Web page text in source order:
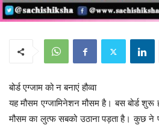
बोर्ड एग्जाम को न बनाएं हौव्वा
यह मौसम एग्जामिनेशन मौसम है। बस बोर्ड
मौसम का लुत्फ सबको उठाना पड़ता है। कुछ